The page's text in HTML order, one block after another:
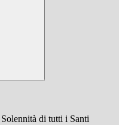
di tutti i Santi